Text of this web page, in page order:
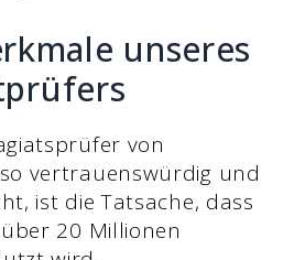
unseres
von
vertrauenswürdig und
ist die Tatsache, dass
20 Millionen